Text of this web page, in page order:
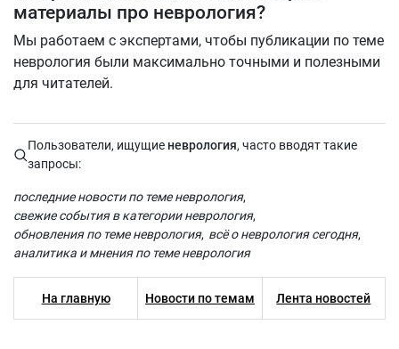
материалы про неврология?
Мы работаем с экспертами, чтобы публикации по теме
неврология были максимально точными и полезными
для читателей.
Пользователи, ищущие неврология, часто вводят такие
запросы:
последние новости по теме неврология
свежие события в категории неврология
обновления по теме неврология всё о неврология сегодня
аналитика и мнения по теме неврология
На главную Новости по темам Лента новостей